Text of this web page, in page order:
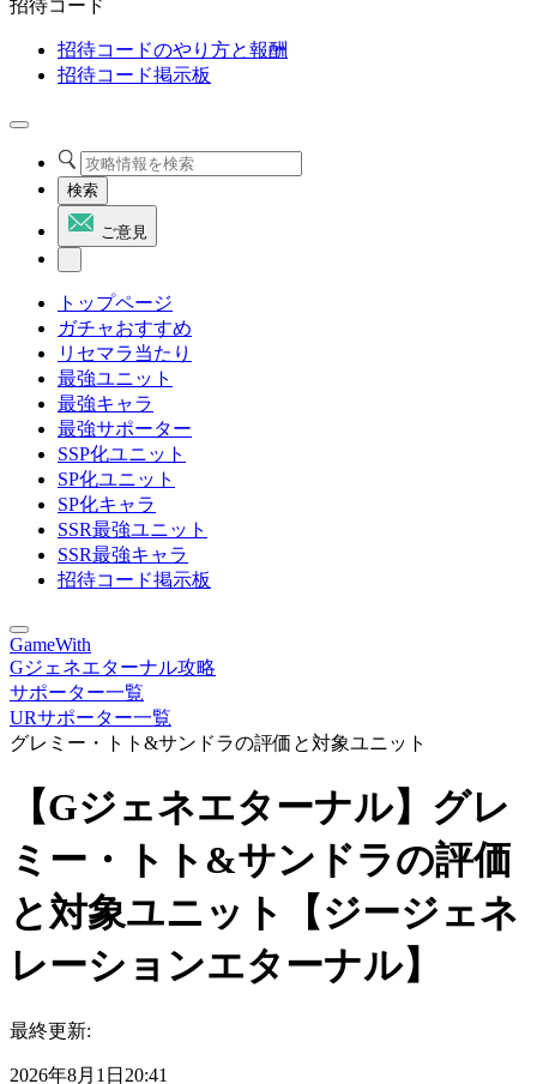
招待コード
招待コードのやり方と報酬
招待コード掲示板
検索
ご意見
トップページ
ガチャおすすめ
リセマラ当たり
最強ユニット
最強キャラ
最強サポーター
SSP化ユニット
SP化ユニット
SP化キャラ
SSR最強ユニット
SSR最強キャラ
招待コード掲示板
GameWith
Gジェネエターナル攻略
サポーター一覧
URサポーター一覧
グレミー・トト&サンドラの評価と対象ユニット
【Gジェネエターナル】グレ
ミー・トト&サンドラの評価
と対象ユニット【ジージェネ
レーションエターナル】
最終更新:
2026年8月1日20:41